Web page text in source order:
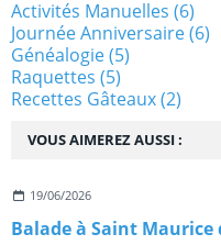
VOUS AIMEREZ AUSSI :
19/06/2026
Activités Manuelles (6)
Journée Anniversaire(6)
Généalogie(5)
Raquettes (5)
Recettes Gâteaux(2)